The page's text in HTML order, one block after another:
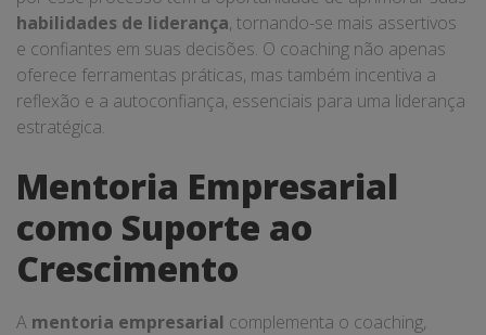
habilidades de liderança, tornando-se mais assertivos
e confiantes em suas decisões. O coaching não apenas
oferece ferramentas práticas, mas também incentiva a
reflexão e a autoconfiança, essenciais para uma liderança
estratégica.
Mentoria Empresarial
como Suporte ao
Crescimento
A mentoria empresarial complementa o coaching,